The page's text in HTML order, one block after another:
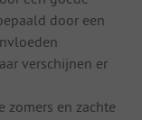
door een
verschijnen er
en zachte